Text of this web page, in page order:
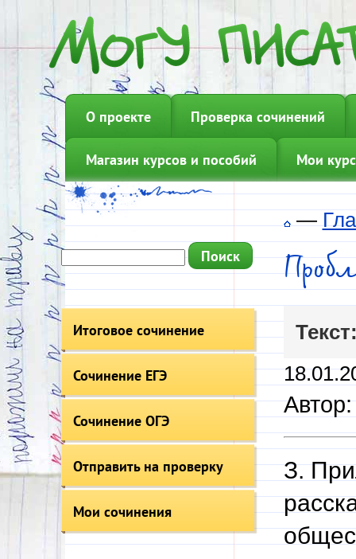
О проекте Проверка сочинений
Магазин курсов и пособий Мои
Итоговое сочинение
Сочинение ЕГЭ
Сочинение ОГЭ
Отправить на проверку
Мои сочинения
—
З.